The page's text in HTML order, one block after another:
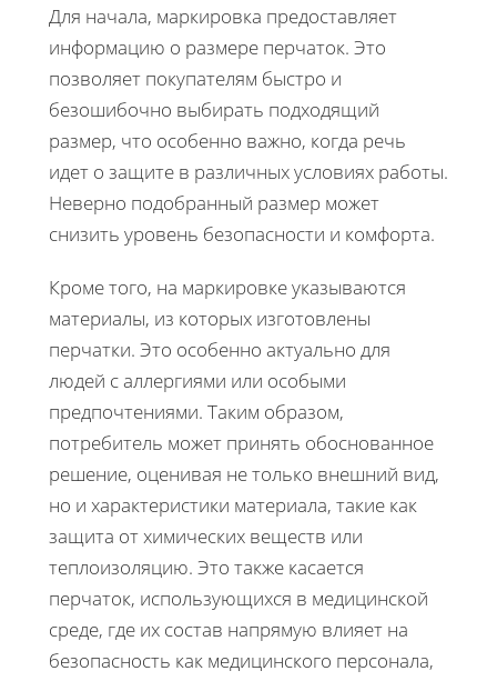
Для начала, маркировка предоставляет
информацию о размере перчаток. Это
позволяет покупателям быстро и
безошибочно выбирать подходящий
размер, что особенно важно, когда речь
идет о защите в различных условиях работы.
Неверно подобранный размер может
снизить уровень безопасности и комфорта.
Кроме того, на маркировке указываются
материалы, из которых изготовлены
перчатки. Это особенно актуально для
людей с аллергиями или особыми
предпочтениями. Таким образом,
потребитель может принять обоснованное
решение, оценивая не только внешний вид,
но и характеристики материала, такие как
защита от химических веществ или
теплоизоляцию. Это также касается
перчаток, использующихся в медицинской
среде, где их состав напрямую влияет на
безопасность как медицинского персонала,